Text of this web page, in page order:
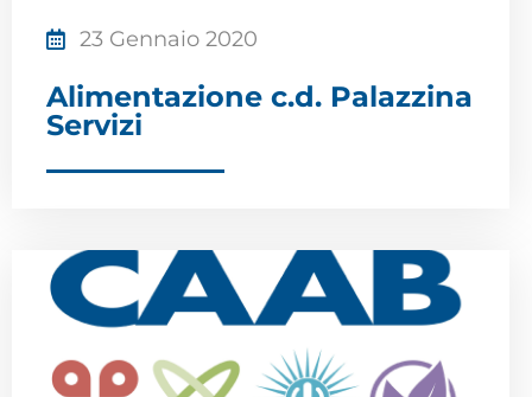
23 Gennaio 2020
Alimentazione c.d. Palazzina
Servizi